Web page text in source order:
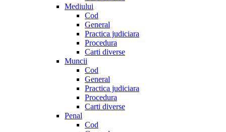
Mediului
Cod
General
Practica judiciara
Procedura
Carti diverse
Muncii
Cod
General
Practica judiciara
Procedura
Carti diverse
Penal
Cod